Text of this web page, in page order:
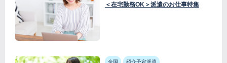
＜在宅勤務OK＞派遣のお仕事特集
全国 紹介予定派遣